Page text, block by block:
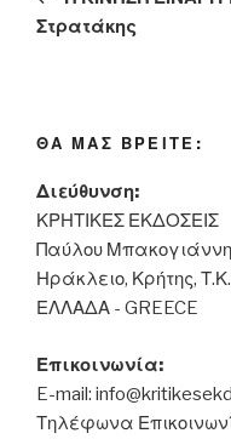
Στρατάκης
ΘΑ ΜΑΣ ΒΡΕΙΤΕ:
Διεύθυνση:
ΚΡΗΤΙΚΕΣ ΕΚΔΟΣΕΙΣ
Παύλου
Ηράκλειο, Κρήτης,
ΕΛΛΑΔΑ - GREECE
Επικοινωνία:
E-mail:
Τηλέφωνα